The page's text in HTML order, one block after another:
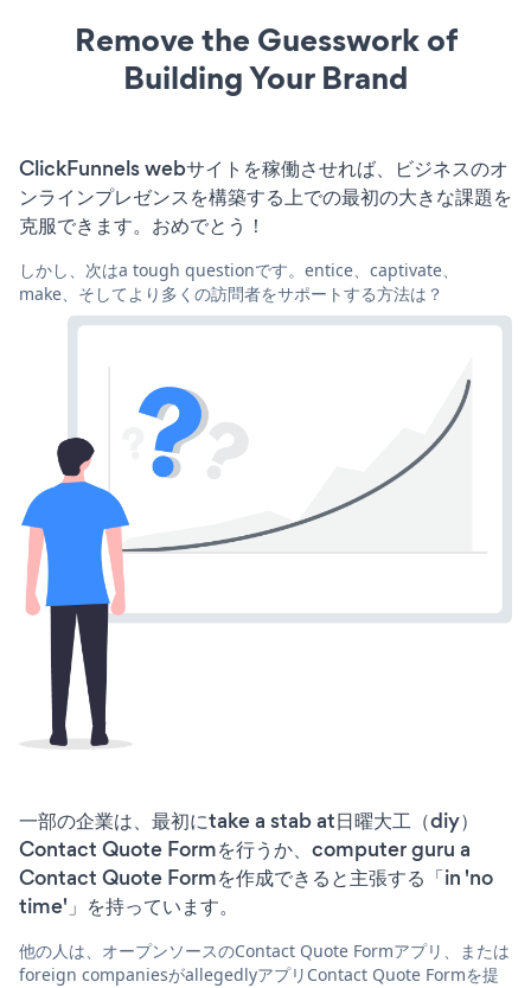
Remove the Guesswork of
Building Your Brand
ClickFunnels webサイトを稼働させれば、ビジネスのオ
ンラインプレゼンスを構築する上での最初の大きな課題を
克服できます。おめでとう！
しかし、次はa tough questionです。entice、captivate、
make、そしてより多くの訪問者をサポートする方法は？
一部の企業は、最初にtake a stab at日曜大工（diy）
Contact Quote Formを行うか、computer guru a
Contact Quote Formを作成できると主張する「in 'no
time'」を持っています。
他の人は、オープンソースのContact Quote Formアプリ、または
foreign companiesがallegedlyアプリContact Quote Formを提